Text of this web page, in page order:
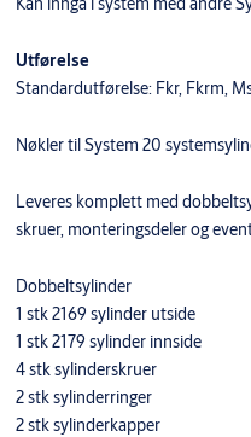
Utførelse
Standardutførelse: Fkr, Fkrm,
Nøkler til System 20
Leveres komplett med
skruer, monteringsdeler og
Dobbeltsylinder
1 stk 2169 sylinder utside
1 stk 2179 sylinder innside
4 stk sylinderskruer
2 stk sylinderringer
2 stk sylinderkapper